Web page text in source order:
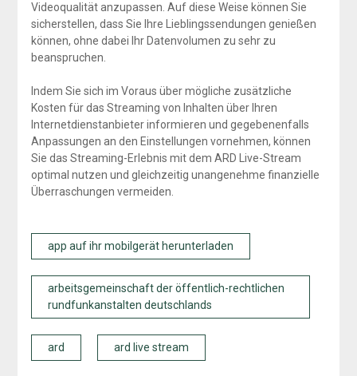
Videoqualität anzupassen. Auf diese Weise können Sie
sicherstellen, dass Sie Ihre Lieblingssendungen genießen
können, ohne dabei Ihr Datenvolumen zu sehr zu
beanspruchen.
Indem Sie sich im Voraus über mögliche zusätzliche
Kosten für das Streaming von Inhalten über Ihren
Internetdienstanbieter informieren und gegebenenfalls
Anpassungen an den Einstellungen vornehmen, können
Sie das Streaming-Erlebnis mit dem ARD Live-Stream
optimal nutzen und gleichzeitig unangenehme finanzielle
Überraschungen vermeiden.
app auf ihr mobilgerät herunterladen
arbeitsgemeinschaft der öffentlich-rechtlichen
rundfunkanstalten deutschlands
ard ard live stream